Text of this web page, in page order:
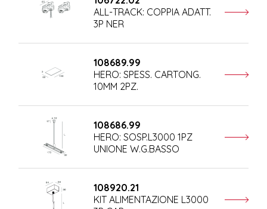
ALL-TRACK: COPPIA ADATT.
3P NER
108689.99
HERO: SPESS. CARTONG.
10MM 2PZ.
108686.99
HERO: SOSP.L3000 1PZ
UNIONE W.G.BASSO
108920.21
KIT ALIMENTAZIONE L3000